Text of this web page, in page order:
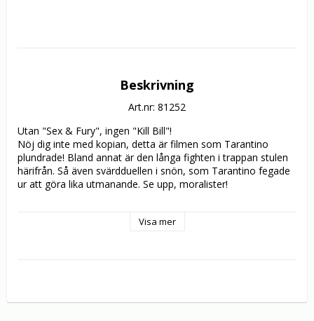
Beskrivning
Art.nr: 81252
Utan "Sex & Fury", ingen "Kill Bill"!
Nöj dig inte med kopian, detta är filmen som Tarantino
plundrade! Bland annat är den långa fighten i trappan stulen
härifrån. Så även svärdduellen i snön, som Tarantino fegade
ur att göra lika utmanande. Se upp, moralister!
Tarantinos drömkvinna, vars enögde hämnerska i ”Thriller”
vacker spion (Lindberg) korsar hennes väg.
Visa mer